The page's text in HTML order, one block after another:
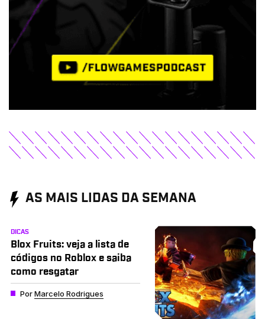
AS MAIS LIDAS DA SEMANA
DICAS
Blox Fruits: veja a lista de
códigos no Roblox e saiba
como resgatar
PorMarcelo Rodrigues